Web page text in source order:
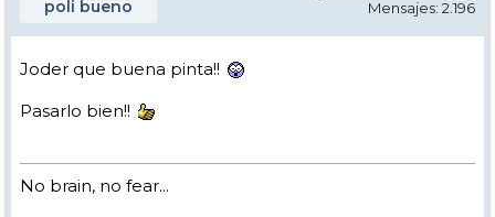
poli bueno
Mensajes: 2.196
Joder que buena pinta!!
Pasarlo bien!!
No brain, no fear...